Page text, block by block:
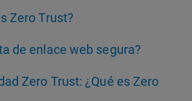
Zero Trust?
de enlace web segura?
Zero Trust: ¿Qué es Zero